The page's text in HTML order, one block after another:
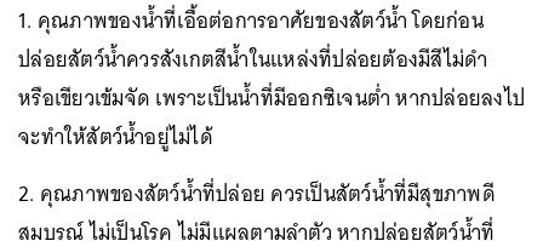
1. คุณภาพของน้ำที่เอื้อต่อการอาศัยของสัตว์น้ำ โดยก่อน
ปล่อยสัตว์น้ำควรสังเกตสีน้ำในแหล่งที่ปล่อยต้องมีสีไม่ดำ
หรือเขียวเข้มจัด เพราะเป็นน้ำที่มีออกซิเจนต่ำ หากปล่อยลงไป
จะทำให้สัตว์น้ำอยู่ไม่ได้
2. คุณภาพของสัตว์น้ำที่ปล่อย ควรเป็นสัตว์น้ำที่มีสุขภาพดี
สมบูรณ์ ไม่เป็นโรค ไม่มีแผลตามลำตัว หากปล่อยสัตว์น้ำที่